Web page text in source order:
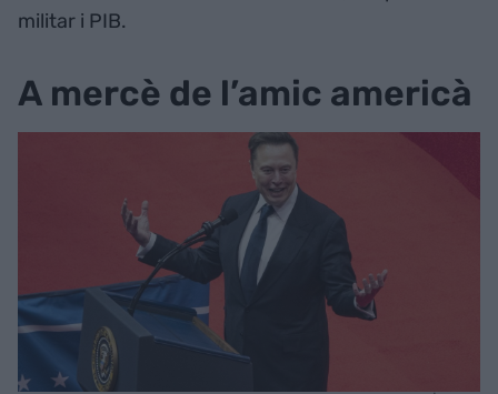
militar i PIB.
A mercè de l’amic americà